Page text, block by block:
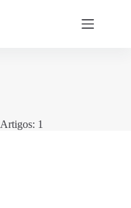
Artigos: 1